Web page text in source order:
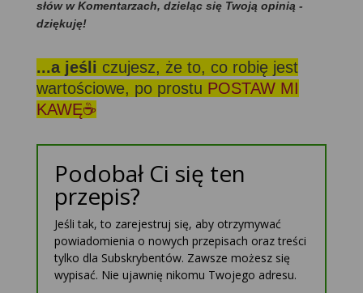
słów w Komentarzach, dzieląc się Twoją opinią -
dziękuję!
...a jeśli czujesz, że to, co robię jest
wartościowe, po prostu POSTAW MI
KAWĘ☕
Podobał Ci się ten
przepis?
Jeśli tak, to zarejestruj się, aby otrzymywać
powiadomienia o nowych przepisach oraz treści
tylko dla Subskrybentów. Zawsze możesz się
wypisać. Nie ujawnię nikomu Twojego adresu.